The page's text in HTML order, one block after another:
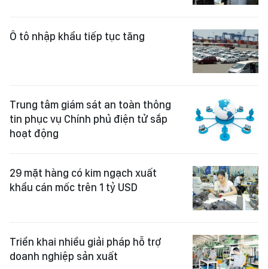
Ô tô nhập khẩu tiếp tục tăng
Trung tâm giám sát an toàn thông
tin phục vụ Chính phủ điện tử sắp
hoạt động
29 mặt hàng có kim ngạch xuất
khẩu cán mốc trên 1 tỷ USD
Triển khai nhiều giải pháp hỗ trợ
doanh nghiệp sản xuất